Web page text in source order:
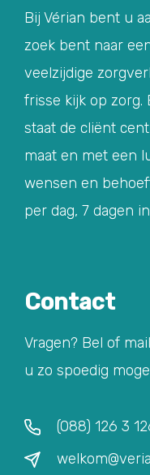
Bij Vérian bent u
zoek bent naar
veelzijdige
frisse kijk op zorg.
staat de cliënt
maat en met een
wensen en
per dag, 7 dagen
Contact
Vragen? Bel of
u zo spoedig
(088) 126 3